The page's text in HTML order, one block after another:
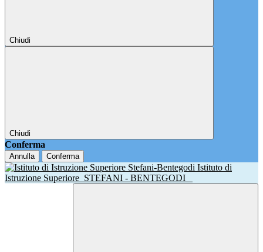
Chiudi
Chiudi
Conferma
Annulla Conferma
Istituto di
Istruzione Superiore STEFANI - BENTEGODI